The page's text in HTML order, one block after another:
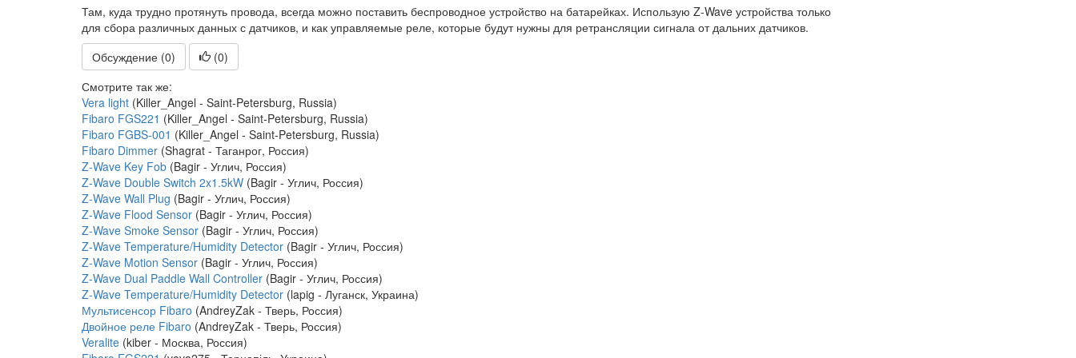
Там, куда трудно протянуть провода, всегда можно поставить беспроводное устройство на батарейках. Использую Z-Wave устройства только
для сбора различных данных с датчиков, и как управляемые реле, которые будут нужны для ретрансляции сигнала от дальних датчиков.
Обсуждение (0)
(0)
Смотрите так же:
Vera light (Killer_Angel - Saint-Petersburg, Russia)
Fibaro FGS221 (Killer_Angel - Saint-Petersburg, Russia)
Fibaro FGBS-001 (Killer_Angel - Saint-Petersburg, Russia)
Fibaro Dimmer (Shagrat - Таганрог, Россия)
Z-Wave Key Fob (Bagir - Углич, Россия)
Z-Wave Double Switch 2x1.5kW (Bagir - Углич, Россия)
Z-Wave Wall Plug (Bagir - Углич, Россия)
Z-Wave Flood Sensor (Bagir - Углич, Россия)
Z-Wave Smoke Sensor (Bagir - Углич, Россия)
Z-Wave Temperature/Humidity Detector (Bagir - Углич, Россия)
Z-Wave Motion Sensor (Bagir - Углич, Россия)
Z-Wave Dual Paddle Wall Controller (Bagir - Углич, Россия)
Z-Wave Temperature/Humidity Detector (lapig - Луганск, Украина)
Мультисенсор Fibaro (AndreyZak - Тверь, Россия)
Двойное реле Fibaro (AndreyZak - Тверь, Россия)
Veralite (kiber - Москва, Россия)